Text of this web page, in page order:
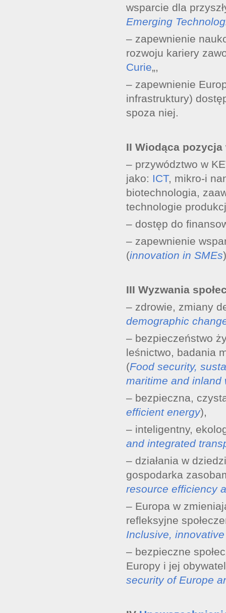
wsparcie dla
Emerging
– zapewnienie
rozwoju kariery
Curie
– zapewnienie
infrastruktury)
spoza niej.
II Wiodąca
– przywództwo w
jako: ICT, mikro-i
biotechnologia,
technologie
– dostęp do
– zapewnienie
(innovation in SMEs
III Wyzwania
– zdrowie, zmiany
demographic
– bezpieczeństwo
leśnictwo, badania
(Food security,
maritime and inland
– bezpieczna,
efficient energy),
– inteligentny,
and integrated
– działania w
gospodarka
resource efficiency
– Europa w
refleksyjne
Inclusive,
– bezpieczne
Europy i jej
security of Europe